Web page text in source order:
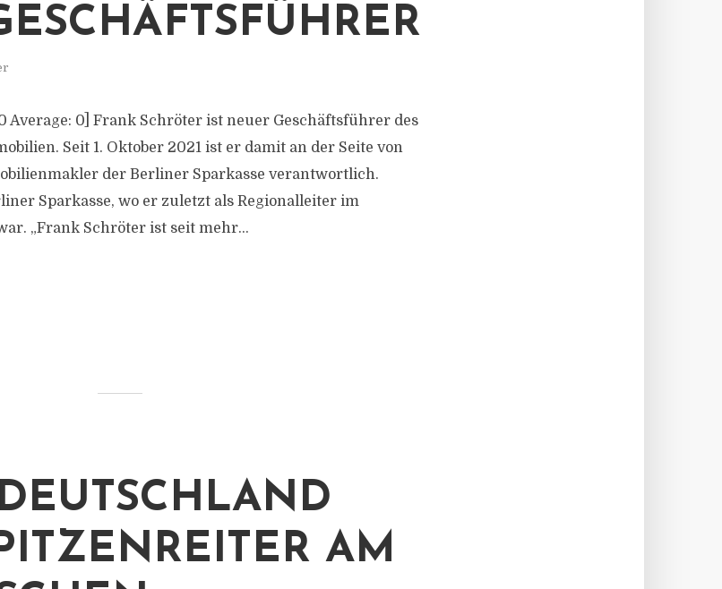
Average: 0] Frank Schröter ist neuer Geschäftsführer des
Seit 1. Oktober 2021 ist er damit an der Seite von
der Berliner Sparkasse verantwortlich.
Sparkasse, wo er zuletzt als Regionalleiter im
„Frank Schröter ist seit mehr...
AM